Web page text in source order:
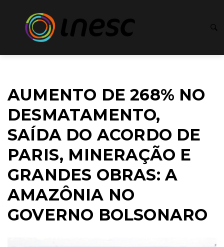
AUMENTO DE 268% NO
DESMATAMENTO,
SAÍDA DO ACORDO DE
PARIS, MINERAÇÃO E
GRANDES OBRAS: A
AMAZÔNIA NO
GOVERNO BOLSONARO